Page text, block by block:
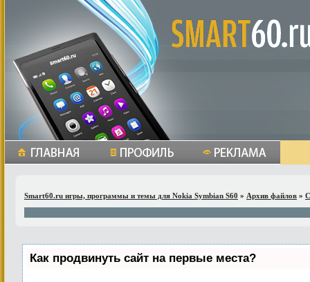
Smart60.ru игры, программы и темы для Nokia Symbian S60 » Архив файлов »
Как продвинуть сайт на первые места?